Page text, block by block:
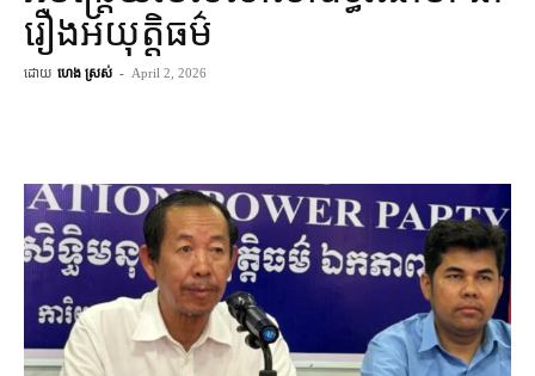
រឿង​អយុត្តិធម៌
ដោយ ហេង ស្រស់ - April 2, 2026